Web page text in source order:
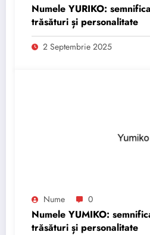
Numele YURIKO:
trăsături și personalitate
2 Septembrie 2025
Nume 0
Numele YUMIKO:
trăsături și personalitate